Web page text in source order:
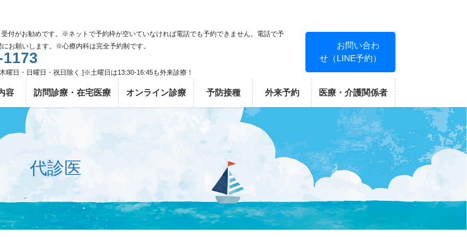
付がお勧めです。※ネットで予約枠が空いていなければ電話でも予約できません。電話で予
お願いします。※心療内科は完全予約制です。
曜日・日曜日・祝日除く ]※土曜日は13:30-16:45も外来診療！
お問い合わ
せ（LINE予約）
容 訪問診療・在宅医療 オンライン診療 予防接種 外来予約 医療・介護関係者
代診医